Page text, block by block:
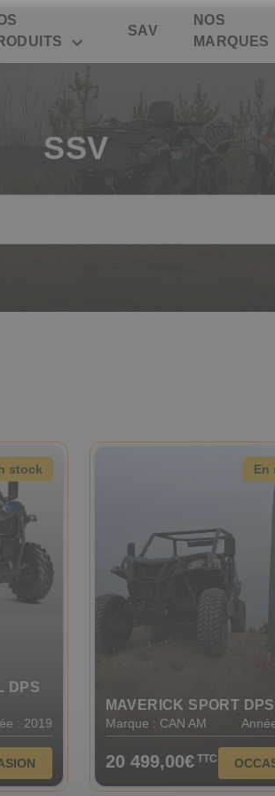
expand_more
SAV
NOS
MARQUES
SSV
stock
DPS
: 2019
En
MAVERICK SPORT
Marque : CAN AM
20 499,00€TTC